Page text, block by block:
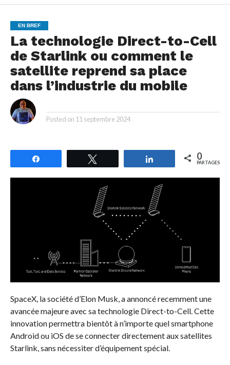
EN BREF
La technologie Direct-to-Cell
de Starlink ou comment le
satellite reprend sa place
dans l’industrie du mobile
Posted on 11 septembre 2024
Partagez 0
PARTAGES
SpaceX, la société d’Elon Musk, a annoncé recemment une
avancée majeure avec sa technologie Direct-to-Cell. Cette
innovation permettra bientôt à n’importe quel smartphone
Android ou iOS de se connecter directement aux satellites
Starlink, sans nécessiter d’équipement spécial.